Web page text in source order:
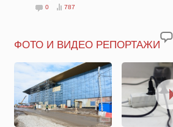
0 787
ФОТО И ВИДЕО РЕПОРТАЖИ